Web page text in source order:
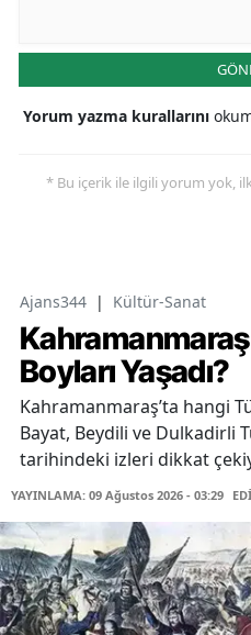
Yorum yazma kurallarını
* Bu içerik ile ilgili yorum yok,
Ajans344 | Kültür-Sanat
Boyları Yaşadı?
Kahramanmaraş’ta hangi
Bayat, Beydili ve Dulkadirli
tarihindeki izleri dikkat
YAYINLAMA: 09 Ağustos 2026 - 03:29